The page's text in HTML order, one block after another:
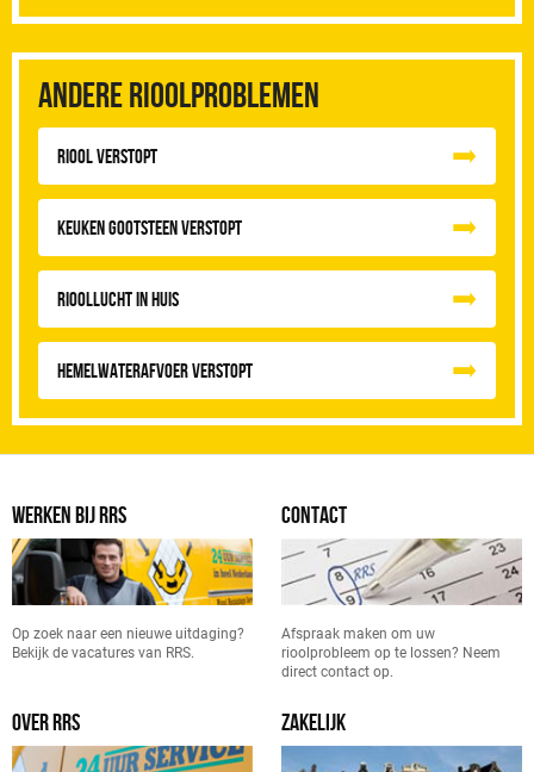
Andere rioolproblemen
Riool Verstopt
Keuken Gootsteen Verstopt
Rioollucht in huis
Hemelwaterafvoer Verstopt
WERKEN BIJ RRS
Op zoek naar een nieuwe uitdaging?
Bekijk de vacatures van RRS.
CONTACT
Afspraak maken om uw
rioolprobleem op te lossen? Neem
direct contact op.
OVER RRS ZAKELIJK